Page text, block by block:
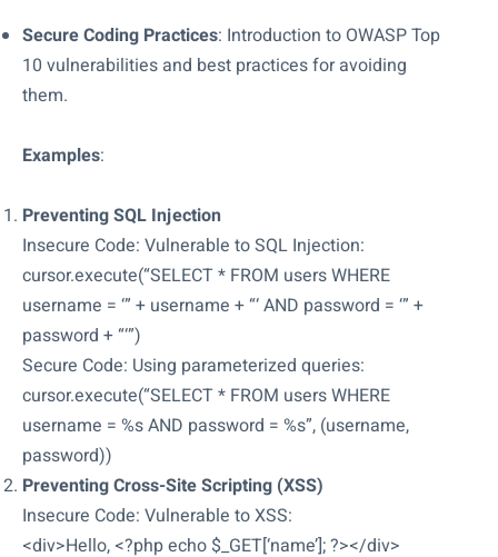
Secure Coding Practices: Introduction to OWASP Top
10 vulnerabilities and best practices for avoiding
them.
Examples:
Preventing SQL Injection
Insecure Code: Vulnerable to SQL Injection:
cursor.execute(“SELECT * FROM users WHERE
username = ‘” + username + “‘ AND password = ‘” +
password + “‘”)
Secure Code: Using parameterized queries:
cursor.execute(“SELECT * FROM users WHERE
username = %s AND password = %s”, (username,
password))
Preventing Cross-Site Scripting (XSS)
Insecure Code: Vulnerable to XSS:
<div>Hello, <?php echo $_GET[‘name’]; ?></div>